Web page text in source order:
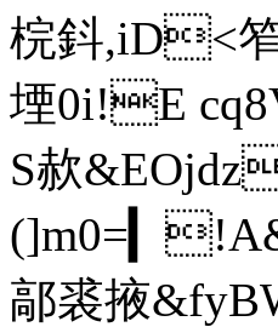
梡鈄,iD<笮
堙0i!E
S赥
(]m0=▎!A&
鄗裘掖